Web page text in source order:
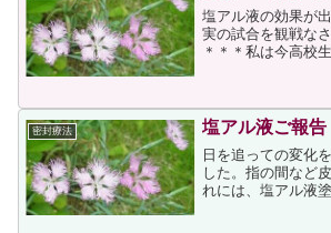
塩アル液の効果が
実の試合を観戦な
＊＊＊私は今高校
はこんなに汗かか
け。。って思ってま
密封療法 塩アル液ご報告
日を追っての変化
した。指の間など
れには、塩アル液